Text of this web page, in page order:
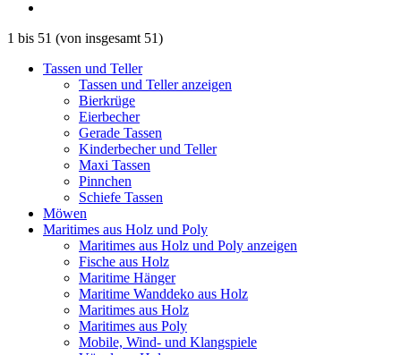
1 bis 51 (von insgesamt 51)
Tassen und Teller
Tassen und Teller anzeigen
Bierkrüge
Eierbecher
Gerade Tassen
Kinderbecher und Teller
Maxi Tassen
Pinnchen
Schiefe Tassen
Möwen
Maritimes aus Holz und Poly
Maritimes aus Holz und Poly anzeigen
Fische aus Holz
Maritime Hänger
Maritime Wanddeko aus Holz
Maritimes aus Holz
Maritimes aus Poly
Mobile, Wind- und Klangspiele